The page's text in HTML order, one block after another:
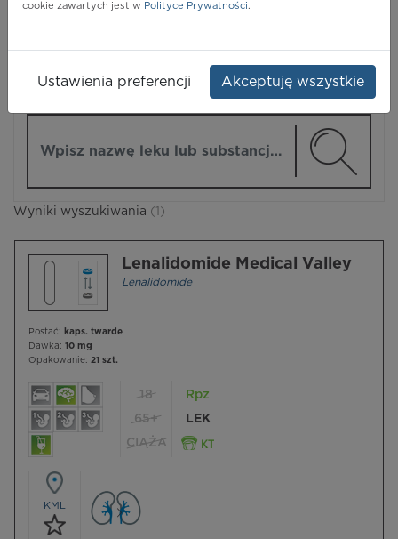
Wyniki wyszukiwania (1)
Lenalidomide Medical Valley
Lenalidomide
Postać: kaps. twarde
Dawka: 10 mg
Opakowanie: 21 szt.
18
65+
CIĄŻA
Rpz
LEK
KML
cookie zawartych jest w Polityce Prywatności.
Ustawienia preferencji Akceptuję wszystkie